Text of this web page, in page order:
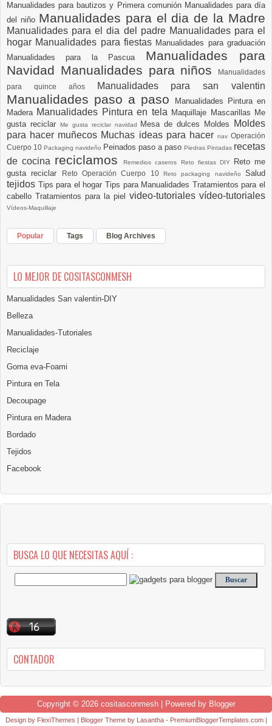
Manualidades para bautizos y Primera comunión Manualidades para día
del niño Manualidades para el dia de la Madre
Manualidades para el dia del padre Manualidades para el
hogar Manualidades para fiestas Manualidades para graduación
Manualidades para la Pascua Manualidades para
Navidad Manualidades para niños
Manualidades
para quince años
Manualidades para san valentin
Manualidades paso a paso
Manualidades Pintura en
Madera Manualidades Pintura en tela Maquillaje Mascarillas Me
gusta reciclar
Me gusta reciclar navidad Mesa de dulces Moldes
Moldes
para hacer muñecos Muchas ideas para hacer nav Operación
Cuerpo 10 Packaging navideño Peinados paso a paso Piedras Pintadas recetas
de cocina reciclamosRemedios caseros Reto fiestas DIY
Reto me
gusta reciclar
Reto Operación Cuerpo 10Reto packaging navideñoSalud
tejidos Tips para el hogarTips para Manualidades Tratamientos para el
cabello Tratamientos para la piel video-tutoriales vídeo-tutoriales
Vídeos-Maquillaje
Popular Tags Blog Archives
LO MEJOR DE COSITASCONMESH
Manualidades San valentin-DIY
Belleza
Manualidades-Tutoriales
Reciclaje
Goma eva-Foami
Pintura en Tela
Decoupage
Pintura en Madera
Bordado
Tejidos
Facebook
BUSCA LO QUE NECESITAS AQUÍ :
CONTADOR
Copyright © 2026 cositasconmesh| Powered by Blogger
Design by FlexiThemes | Blogger Theme by Lasantha- PremiumBloggerTemplates.com|